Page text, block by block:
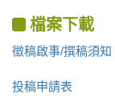
檔案下載
徵稿啟事/撰稿須知
投稿申請表